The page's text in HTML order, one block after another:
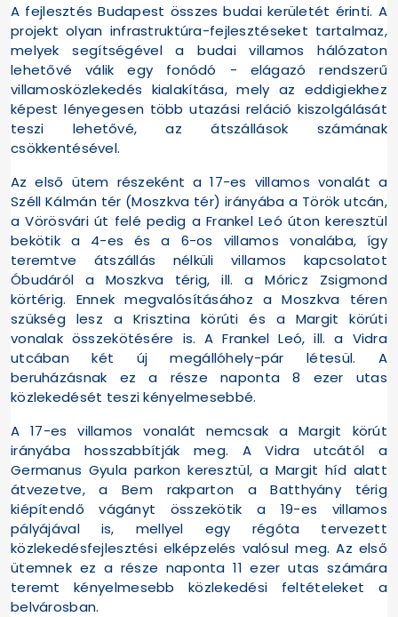
A fejlesztés Budapest összes budai kerületét érinti. A
projekt olyan infrastruktúra-fejlesztéseket tartalmaz,
melyek segítségével a budai villamos hálózaton
lehetővé válik egy fonódó - elágazó rendszerű
villamosközlekedés kialakítása, mely az eddigiekhez
képest lényegesen több utazási reláció kiszolgálását
teszi lehetővé, az átszállások számának
csökkentésével.
Az első ütem részeként a 17-es villamos vonalát a
Széll Kálmán tér (Moszkva tér) irányába a Török utcán,
a Vörösvári út felé pedig a Frankel Leó úton keresztül
bekötik a 4-es és a 6-os villamos vonalába, így
teremtve átszállás nélküli villamos kapcsolatot
Óbudáról a Moszkva térig, ill. a Móricz Zsigmond
körtérig. Ennek megvalósításához a Moszkva téren
szükség lesz a Krisztina körúti és a Margit körúti
vonalak összekötésére is. A Frankel Leó, ill. a Vidra
utcában két új megállóhely-pár létesül. A
beruházásnak ez a része naponta 8 ezer utas
közlekedését teszi kényelmesebbé.
A 17-es villamos vonalát nemcsak a Margit körút
irányába hosszabbítják meg. A Vidra utcától a
Germanus Gyula parkon keresztül, a Margit híd alatt
átvezetve, a Bem rakparton a Batthyány térig
kiépítendő vágányt összekötik a 19-es villamos
pályájával is, mellyel egy régóta tervezett
közlekedésfejlesztési elképzelés valósul meg. Az első
ütemnek ez a része naponta 11 ezer utas számára
teremt kényelmesebb közlekedési feltételeket a
belvárosban.